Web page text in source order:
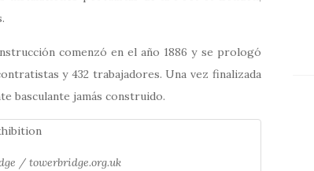
comenzó en el año 1886 y se prologó
y 432 trabajadores. Una vez finalizada
basculante jamás construido.
/ towerbridge.org.uk